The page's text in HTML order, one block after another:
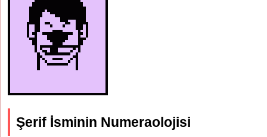
Şerif İsminin Numeraolojisi